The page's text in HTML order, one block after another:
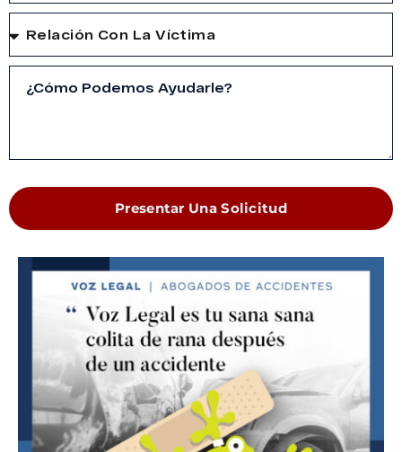
Presentar Una Solicitud